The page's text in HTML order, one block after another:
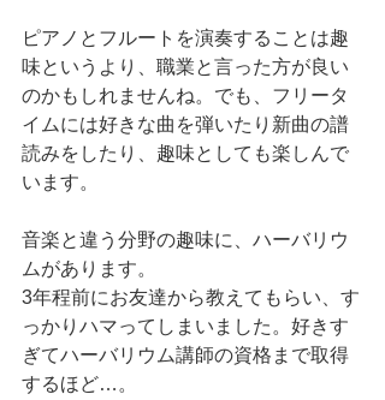
ピアノとフルートを演奏することは趣
味というより、職業と言った方が良い
のかもしれませんね。でも、フリータ
イムには好きな曲を弾いたり新曲の譜
読みをしたり、趣味としても楽しんで
います。
音楽と違う分野の趣味に、ハーバリウ
ムがあります。
3年程前にお友達から教えてもらい、す
っかりハマってしまいました。好きす
ぎてハーバリウム講師の資格まで取得
するほど…。